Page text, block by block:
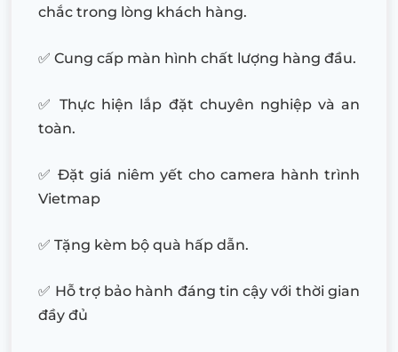
chắc trong lòng khách hàng.
✅ Cung cấp màn hình chất lượng hàng đầu.
✅ Thực hiện lắp đặt chuyên nghiệp và an
toàn.
✅ Đặt giá niêm yết cho camera hành trình
Vietmap
✅ Tặng kèm bộ quà hấp dẫn.
✅ Hỗ trợ bảo hành đáng tin cậy với thời gian
đầy đủ